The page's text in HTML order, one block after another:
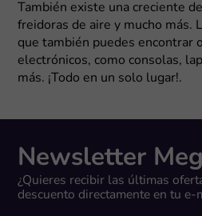
También existe una creciente
freidoras de aire y mucho más.
que también puedes encontrar
electrónicos, como consolas,
más. ¡Todo en un solo lugar!.
Newsletter
¿Quieres recibir las últimas
descuento directamente en tu e-